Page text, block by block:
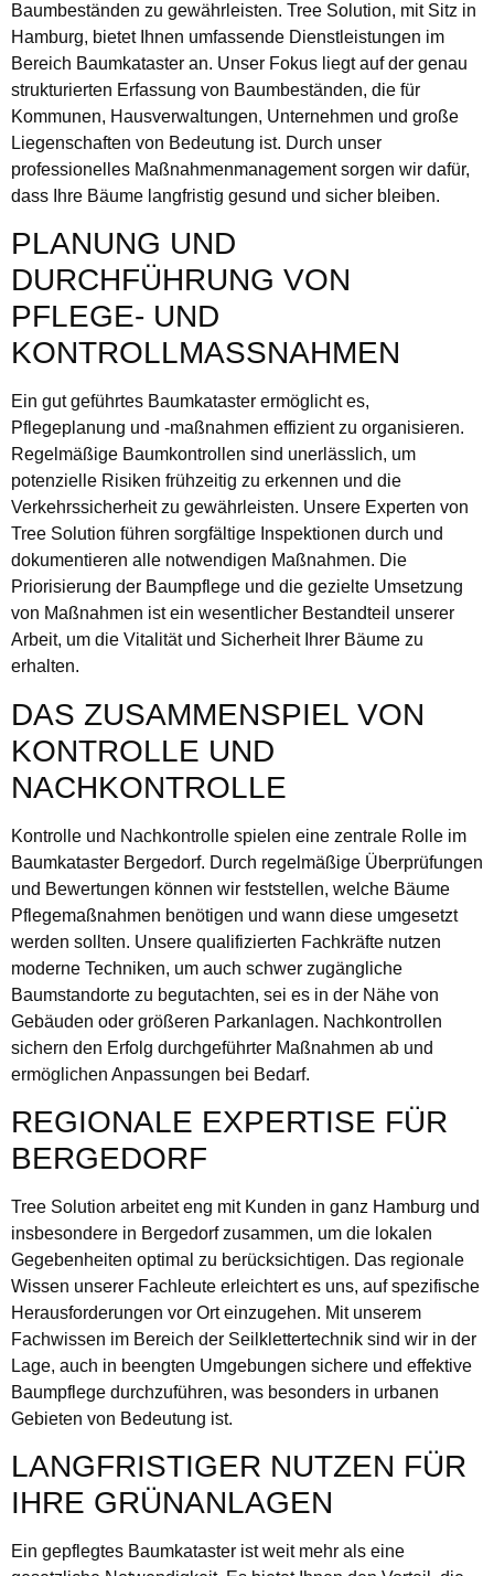
Baumbeständen zu gewährleisten. Tree Solution, mit Sitz in
Hamburg, bietet Ihnen umfassende Dienstleistungen im
Bereich Baumkataster an. Unser Fokus liegt auf der genau
strukturierten Erfassung von Baumbeständen, die für
Kommunen, Hausverwaltungen, Unternehmen und große
Liegenschaften von Bedeutung ist. Durch unser
professionelles Maßnahmenmanagement sorgen wir dafür,
dass Ihre Bäume langfristig gesund und sicher bleiben.
PLANUNG UND
DURCHFÜHRUNG VON
PFLEGE- UND
KONTROLLMASSNAHMEN
Ein gut geführtes Baumkataster ermöglicht es,
Pflegeplanung und -maßnahmen effizient zu organisieren.
Regelmäßige Baumkontrollen sind unerlässlich, um
potenzielle Risiken frühzeitig zu erkennen und die
Verkehrssicherheit zu gewährleisten. Unsere Experten von
Tree Solution führen sorgfältige Inspektionen durch und
dokumentieren alle notwendigen Maßnahmen. Die
Priorisierung der Baumpflege und die gezielte Umsetzung
von Maßnahmen ist ein wesentlicher Bestandteil unserer
Arbeit, um die Vitalität und Sicherheit Ihrer Bäume zu
erhalten.
DAS ZUSAMMENSPIEL VON
KONTROLLE UND
NACHKONTROLLE
Kontrolle und Nachkontrolle spielen eine zentrale Rolle im
Baumkataster Bergedorf. Durch regelmäßige Überprüfungen
und Bewertungen können wir feststellen, welche Bäume
Pflegemaßnahmen benötigen und wann diese umgesetzt
werden sollten. Unsere qualifizierten Fachkräfte nutzen
moderne Techniken, um auch schwer zugängliche
Baumstandorte zu begutachten, sei es in der Nähe von
Gebäuden oder größeren Parkanlagen. Nachkontrollen
sichern den Erfolg durchgeführter Maßnahmen ab und
ermöglichen Anpassungen bei Bedarf.
REGIONALE EXPERTISE FÜR
BERGEDORF
Tree Solution arbeitet eng mit Kunden in ganz Hamburg und
insbesondere in Bergedorf zusammen, um die lokalen
Gegebenheiten optimal zu berücksichtigen. Das regionale
Wissen unserer Fachleute erleichtert es uns, auf spezifische
Herausforderungen vor Ort einzugehen. Mit unserem
Fachwissen im Bereich der Seilklettertechnik sind wir in der
Lage, auch in beengten Umgebungen sichere und effektive
Baumpflege durchzuführen, was besonders in urbanen
Gebieten von Bedeutung ist.
LANGFRISTIGER NUTZEN FÜR
IHRE GRÜNANLAGEN
Ein gepflegtes Baumkataster ist weit mehr als eine